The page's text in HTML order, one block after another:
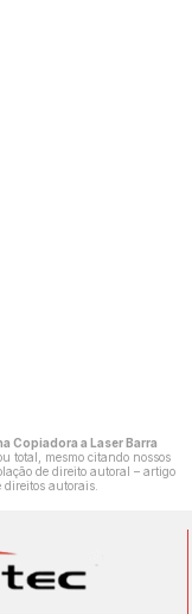
Copiadora a Laser Barra
total, mesmo citando nossos
de direito autoral – artigo
autorais